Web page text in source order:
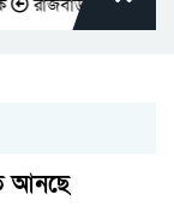
বীর
আনছে